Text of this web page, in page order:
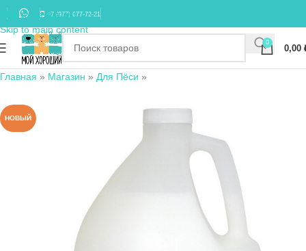
Skip to navigation
Skip to main content
+7 (977) 677-72-21
0
0,00
Главная » Магазин » Для Пёси »
НОВЫЙ